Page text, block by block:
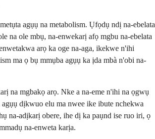
agụụ na metabolism. Ụfọdụ ndị na-ebelata
na ole mbụ, na-enwekarị afọ mgbu na-ebelata
arọ ka oge na-aga, ikekwe n'ihi
ma ọ bụ mmụba agụụ ka ịda mbà n'obi na-
na mgbakọ arọ. Nke a na-eme n'ihi na ọgwụ
dịkwuo elu ma nwee ike ibute nchekwa
na-adịkarị obere, ihe dị ka paụnd ise ruo iri, ọ
na-enweta karịa.